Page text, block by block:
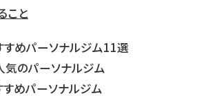
こと
すめパーソナルジム11選
気のパーソナルジム
すめパーソナルジム